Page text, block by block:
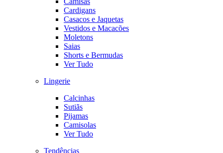
Cardigans
Casacos e Jaquetas
Vestidos e Macacões
Moletons
Saias
Shorts e Bermudas
Ver Tudo
Lingerie
Calcinhas
Sutiãs
Pijamas
Camisolas
Ver Tudo
Tendências